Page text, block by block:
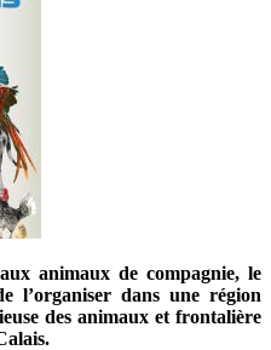
animaux de compagnie, le
l’organiser dans une région
des animaux et frontalière